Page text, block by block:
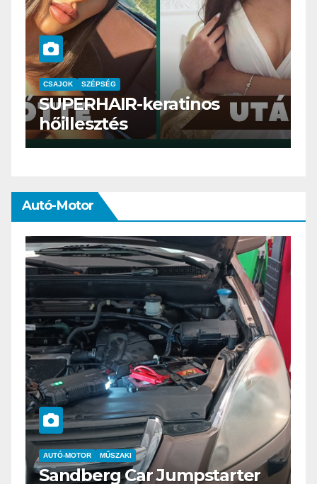
CSAJOK SZÉPSÉG
Szemöldök laminálás-az
meg mi?
Autó-Motor
AUTÓ-MOTOR ELEKTROMOS
Az új Nissan LEAF csak a